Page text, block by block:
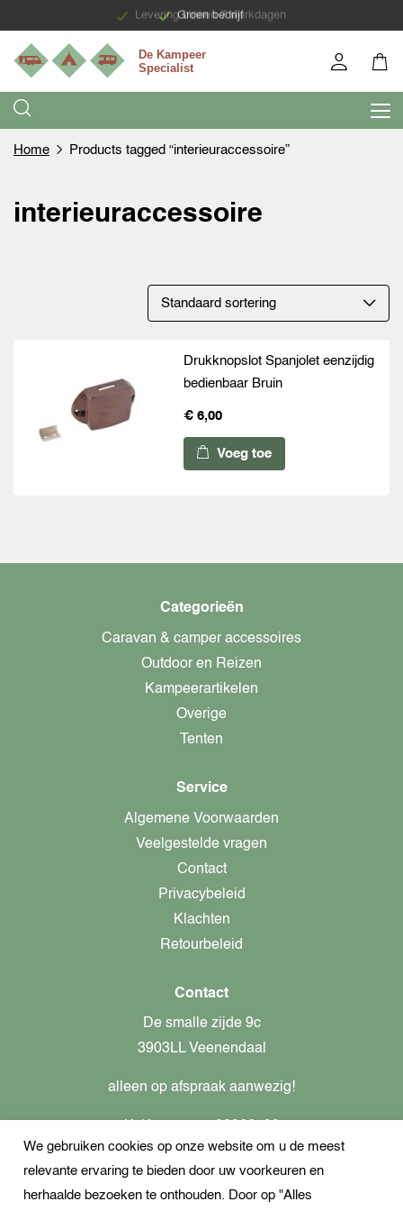
Groen bedrijf
Levering binnen 7 werkdagen
Home Products tagged “interieuraccessoire”
interieuraccessoire
Drukknopslot Spanjolet eenzijdig
bedienbaar Bruin
€ 6,00
Voeg toe
Categorieën
Caravan & camper accessoires
Outdoor en Reizen
Kampeerartikelen
Overige
Tenten
Service
Algemene Voorwaarden
Veelgestelde vragen
Contact
Privacybeleid
Klachten
Retourbeleid
Contact
De smalle zijde 9c
3903LL Veenendaal
alleen op afspraak aanwezig!
Btw-nummer: nl862437301B01
+31621944547
We gebruiken cookies op onze website om u de meest
relevante ervaring te bieden door uw voorkeuren en
herhaalde bezoeken te onthouden. Door op "Alles